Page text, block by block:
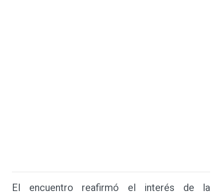
El encuentro reafirmó el interés de la